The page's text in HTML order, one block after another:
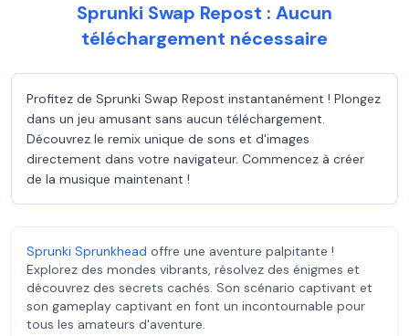
Sprunki Swap Repost : Aucun
téléchargement nécessaire
Profitez de Sprunki Swap Repost instantanément ! Plongez
dans un jeu amusant sans aucun téléchargement.
Découvrez le remix unique de sons et d'images
directement dans votre navigateur. Commencez à créer
de la musique maintenant !
Sprunki Sprunkhead offre une aventure palpitante !
Explorez des mondes vibrants, résolvez des énigmes et
découvrez des secrets cachés. Son scénario captivant et
son gameplay captivant en font un incontournable pour
tous les amateurs d'aventure.